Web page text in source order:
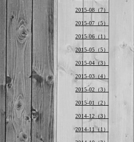
2015-08（7）
2015-07（5）
2015-06（1）
2015-05（5）
2015-04（3）
2015-03（4）
2015-02（3）
2015-01（2）
2014-12（3）
2014-11（1）